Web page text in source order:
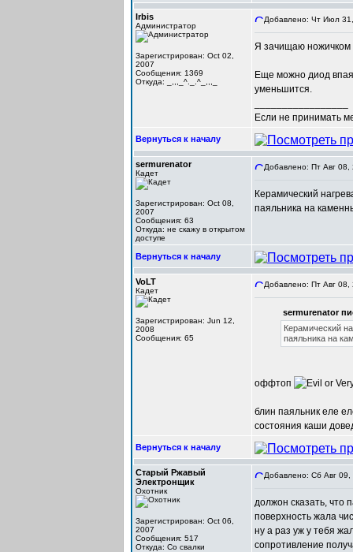
Irbis
Администратор
Зарегистрирован: Oct 02,
2007
Сообщения: 1369
Откуда: _,,,_^._.^_,,,_
Добавлено: Чт Июл
Я зачищаю ножичком
Еще можно диод
уменьшится.
Если не принимать
Вернуться к началу
sermurenator
Кадет
Зарегистрирован: Oct 08,
2007
Сообщения: 63
Откуда: не скажу в открытом
доступе
Добавлено: Пт Авг
Керамический
паяльника на
Вернуться к началу
VoLT
Кадет
Зарегистрирован: Jun 12,
2008
Сообщения: 65
Добавлено: Пт Авг
sermurenator
Керамический
паяльника на
оффтоп
блин паяльник еле
состояния каши
Вернуться к началу
Старый Ржавый
Электронщик
Охотник
Зарегистрирован: Oct 06,
2007
Сообщения: 517
Откуда: Со свалки
Добавлено: Сб Авг
должон сказать, что
поверхность жала
ну а раз уж у тебя
сопротивление